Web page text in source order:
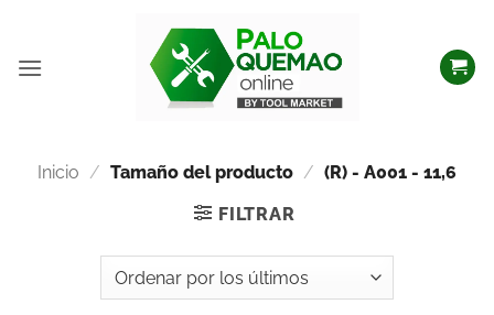
Inicio / Tamaño del producto / (R) - A001 - 11,6
FILTRAR